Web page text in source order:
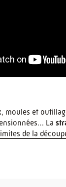
moules et
La
de la